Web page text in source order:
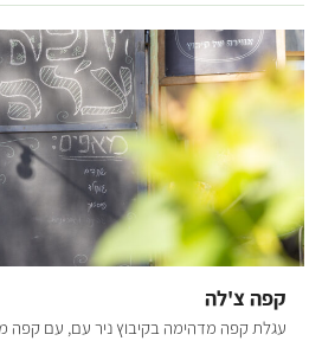
וגיבוש. *האירוח בתיאום מראש למינימום 10 אנשים.
קפה צ'לה
עגלת קפה מדהימה בקיבוץ ניר עם, עם קפה